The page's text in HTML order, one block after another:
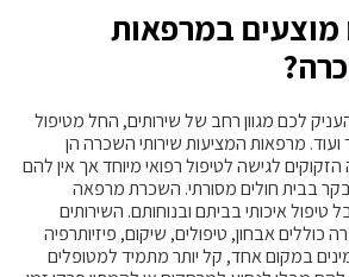
מוצעים במרפאות
לכם מגוון רחב של שירותים, החל מטיפול
ועוד. מרפאות המציעות שירותי השכרה הן
לגישה לטיפול רפואי מיוחד אך אין להם
בבית חולים מסורתי. השכרת מרפאה
איכותי בביתם ובנוחותם. השירותים
אבחון, טיפולים, שיקום, פיזיותרפיה
במקום אחד, קל יותר מתמיד למטופלים